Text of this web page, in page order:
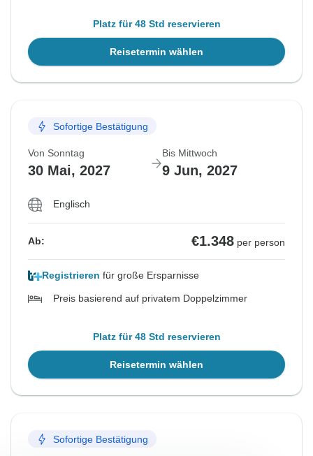
Platz für 48 Std reservieren
Reisetermin wählen
Sofortige Bestätigung
Von Sonntag
30 Mai, 2027
Bis Mittwoch
9 Jun, 2027
Englisch
Ab: €1.348 per person
Registrieren für große Ersparnisse
Preis basierend auf privatem Doppelzimmer
Platz für 48 Std reservieren
Reisetermin wählen
Sofortige Bestätigung